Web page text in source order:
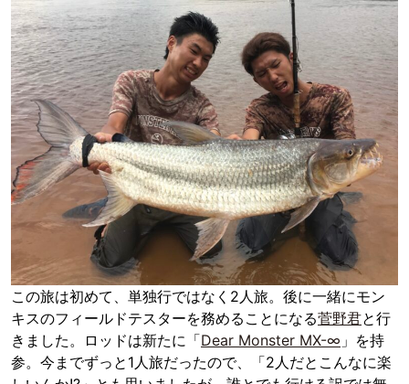
この旅は初めて、単独行ではなく2人旅。後に一緒にモン
キスのフィールドテスターを務めることになる菅野君と行
きました。ロッドは新たに「Dear Monster MX-∞ 」を持
参。今までずっと1人旅だったので、「2人だとこんなに楽